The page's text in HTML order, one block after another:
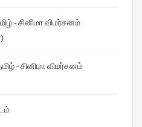
- சினிமா விமர்சனம்
- சினிமா விமர்சனம்